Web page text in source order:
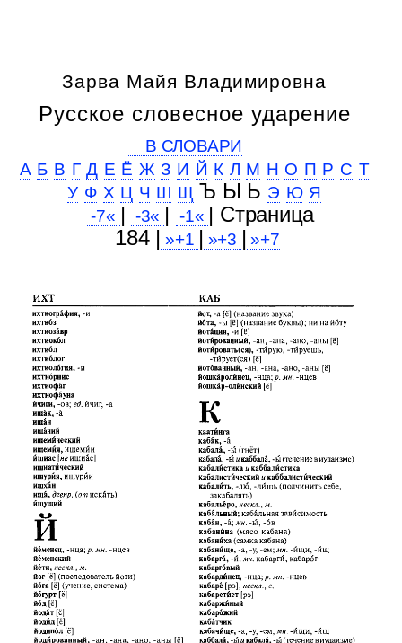
Зарва Майя Владимировна
Русское словесное ударение
В СЛОВАРИ
А Б В Г Д Е Ё Ж З И Й К Л М Н О П Р С Т
У Ф Х Ц Ч Ш Щ Ъ Ы Ь Э Ю Я
-7« | -3« | -1« | Cтраница
184 | »+1 | »+3 | »+7